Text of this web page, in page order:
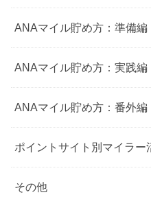
ANAマイル貯め方：準備編
ANAマイル貯め方：実践編
ANAマイル貯め方：番外編
ポイントサイト別マイラー
その他